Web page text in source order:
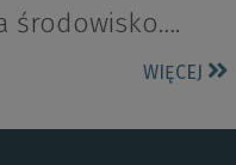
środowisko….
WIĘCEJ